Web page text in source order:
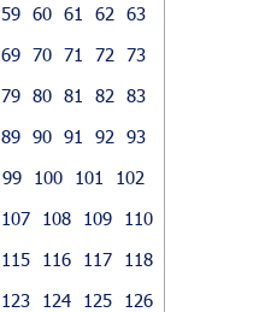
59 60 61 62
63
69 70 71 72
73
79 80 81 82
83
89 90 91 92
93
99 100 101
102
107 108 109
110
115 116 117
118
123 124 125
126